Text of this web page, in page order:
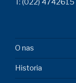
T: (022) 4742615
O nas
Historia